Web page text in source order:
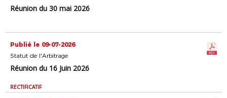
Réunion du 30 mai 2026
Publié le 09-07-2026
Statut de l'Arbitrage
Réunion du 16 Juin 2026
RECTIFICATIF